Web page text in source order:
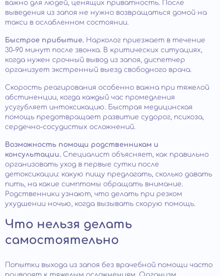
важно для людей, ценящих приватность. После
выведения из запоя не нужно возвращаться домой на
такси в ослабленном состоянии.
Быстрое прибытие. Нарколог приезжает в течение
30–90 минут после звонка. В критических ситуациях,
когда нужен срочный вывод из запоя, диспетчер
организует экстренный выезд свободного врача.
Скорость реагирования особенно важна при тяжелой
абстиненции, когда каждый час промедления
усугубляет интоксикацию. Быстрая медицинская
помощь предотвращает развитие судорог, психоза,
сердечно-сосудистых осложнений.
Возможность помощи родственникам и
консультации. Специалист объясняет, как правильно
организовать уход в первые сутки после
детоксикации: какую пищу предлагать, сколько давать
пить, на какие симптомы обращать внимание.
Родственники узнают, что делать при резком
ухудшении ночью, когда вызывать скорую помощь.
Что нельзя делать
самостоятельно
Попытки выхода из запоя без врачебной помощи часто